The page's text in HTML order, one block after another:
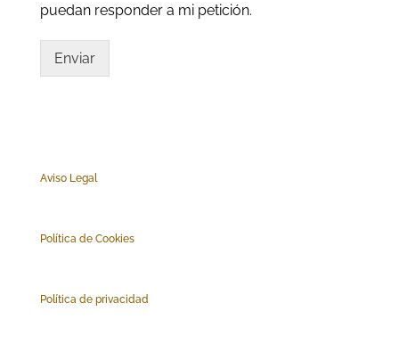
puedan responder a mi petición.
Enviar
Aviso Legal
Política de Cookies
Política de privacidad